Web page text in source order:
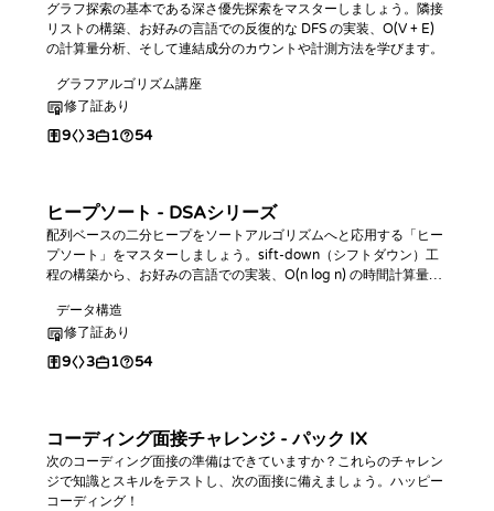
グラフ探索の基本である深さ優先探索をマスターしましょう。隣接
リストの構築、お好みの言語での反復的な DFS の実装、O(V + E)
の計算量分析、そして連結成分のカウントや計測方法を学びます。
グラフアルゴリズム講座
修了証あり
9 3 1 54
ヒープソート - DSAシリーズ
配列ベースの二分ヒープをソートアルゴリズムへと応用する「ヒー
プソート」をマスターしましょう。sift-down（シフトダウン）工
程の構築から、お好みの言語での実装、O(n log n) の時間計算量と
までを網羅しています。
データ構造
修了証あり
9 3 1 54
コーディング面接チャレンジ - パック IX
次のコーディング面接の準備はできていますか？これらのチャレン
ジで知識とスキルをテストし、次の面接に備えましょう。ハッピー
コーディング！